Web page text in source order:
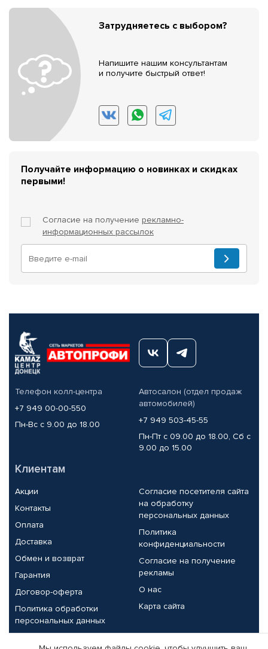
Затрудняетесь с выбором?
Напишите нашим консультантам
и получите быстрый ответ!
Получайте информацию о новинках и скидках
первыми!
Согласие на получение рекламно-
информационных рассылок
Телефон колл-центра
+7 949 00-00-550
Пн-Вс с 9.00 до 18.00
Автосалон (отдел продаж
автомобилей)
+7 949 503-45-55
Пн-Пт с 09.00 до 18.00, Сб с
9.00 до 15.00
Клиентам
Акции
Контакты
Оплата
Доставка
Обмен и возврат
Гарантия
Договор-оферта
Политика обработки
персональных данных
Согласие посетителя сайта
на обработку
персональных данных
Политика
конфиденциальности
Согласие на получение
рекламы
О нас
Карта сайта